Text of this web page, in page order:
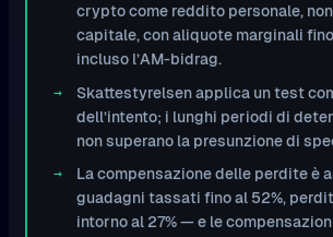
crypto come reddito personale,
capitale, con aliquote marginali
incluso l’AM-bidrag.
Skattestyrelsen applica un test
dell’intento; i lunghi periodi di
non superano la presunzione di
La compensazione delle perdite è
guadagni tassati fino al 52%,
intorno al 27% — e le